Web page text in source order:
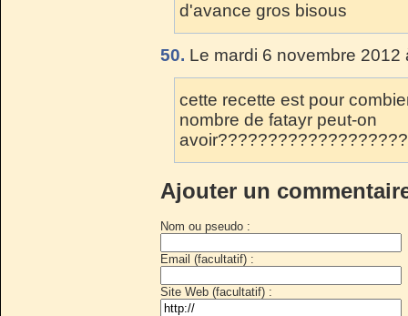
d'avance gros bisous
50. Le mardi 6 novembre
cette recette est pour
nombre de fatayr peut-on
Ajouter un
Nom ou pseudo :
Email (facultatif) :
Site Web (facultatif) :